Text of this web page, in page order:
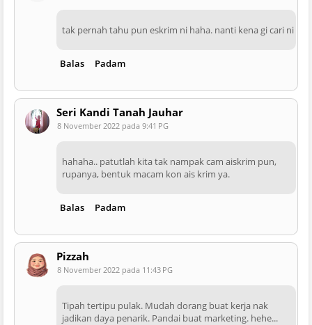
tak pernah tahu pun eskrim ni haha. nanti kena gi cari ni
Balas Padam
Seri Kandi Tanah Jauhar
8 November 2022 pada 9:41 PG
hahaha.. patutlah kita tak nampak cam aiskrim pun,
rupanya, bentuk macam kon ais krim ya.
Balas Padam
Pizzah
8 November 2022 pada 11:43 PG
Tipah tertipu pulak. Mudah dorang buat kerja nak
jadikan daya penarik. Pandai buat marketing. hehe...